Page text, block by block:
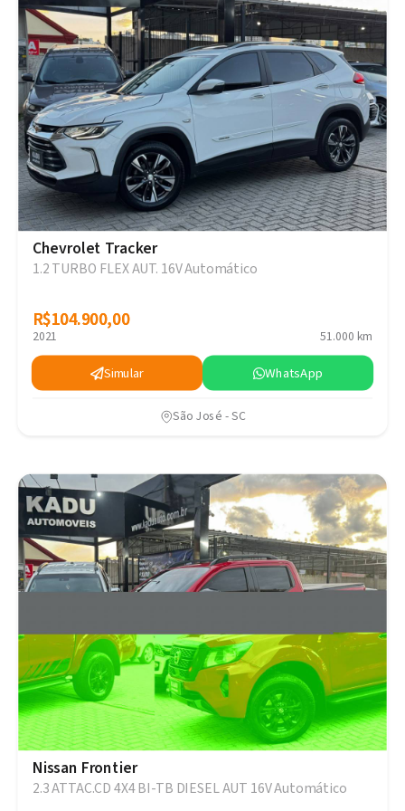
Chevrolet Tracker
1.2 TURBO FLEX AUT. 16V Automático
R$104.900,00
R$104.900,00
2021 51.000 km
Simular WhatsApp
São José - SC
Nissan Frontier
2.3 ATTAC.CD 4X4 BI-TB DIESEL AUT 16V Automático